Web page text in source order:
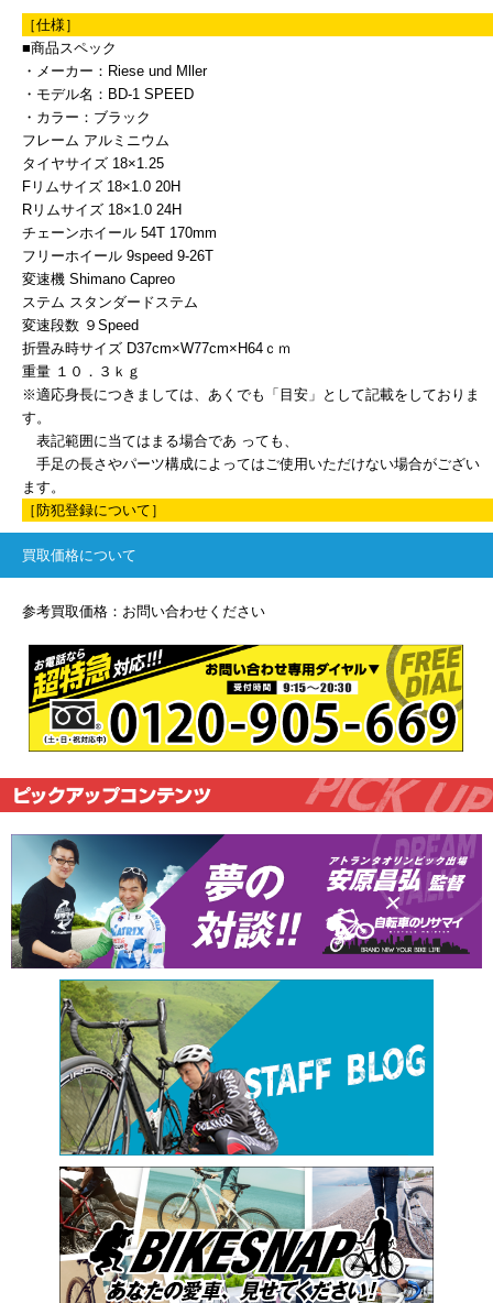
［仕様］
■商品スペック
・メーカー：Riese und Mller
・モデル名：BD-1 SPEED
・カラー：ブラック
フレーム アルミニウム
タイヤサイズ 18×1.25
Fリムサイズ 18×1.0 20H
Rリムサイズ 18×1.0 24H
チェーンホイール 54T 170mm
フリーホイール 9speed 9-26T
変速機 Shimano Capreo
ステム スタンダードステム
変速段数 ９Speed
折畳み時サイズ D37cm×W77cm×H64ｃｍ
重量 １０．３ｋｇ
※適応身長につきましては、あくでも「目安」として記載をしておりま
す。
表記範囲に当てはまる場合であ っても、
手足の長さやパーツ構成によってはご使用いただけない場合がござい
ます。
［防犯登録について］
買取価格について
参考買取価格：お問い合わせください